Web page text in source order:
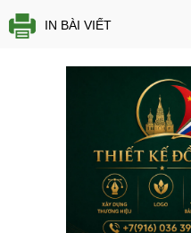
IN BÀI VIẾT